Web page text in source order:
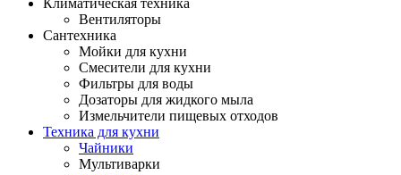
Климатическая техника
Вентиляторы
Сантехника
Мойки для кухни
Смесители для кухни
Фильтры для воды
Дозаторы для жидкого мыла
Измельчители пищевых отходов
Техника для кухни
Чайники
Мультиварки